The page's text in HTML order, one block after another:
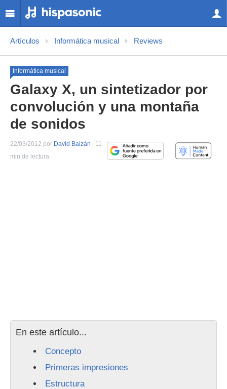
Artículos Informática musical Reviews
Informática musical
Galaxy X, un sintetizador por
convolución y una montaña
de sonidos
22/03/2012 por David Baizán | 11
min de lectura
En este artículo...
Concepto
Primeras impresiones
Estructura